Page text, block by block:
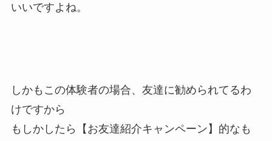
いいですよね。
しかもこの体験者の場合、友達に勧められてるわ
けですから
もしかしたら【お友達紹介キャンペーン】的なも